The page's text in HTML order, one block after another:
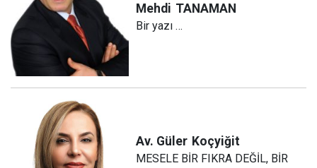
Mehdi TANAMAN
Bir yazı …
Av. Güler Koçyiğit
MESELE BİR FIKRA DEĞİL, BİR